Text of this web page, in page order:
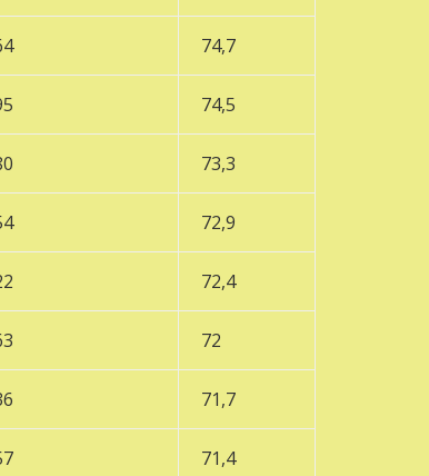
74,7
74,5
73,3
72,9
72,4
72
71,7
71,4